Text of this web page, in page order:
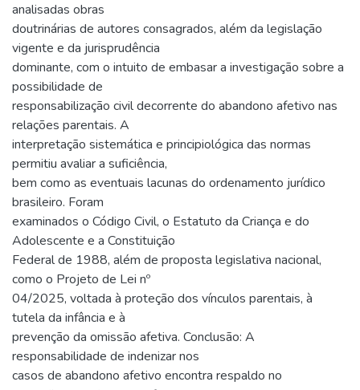
analisadas obras
doutrinárias de autores consagrados, além da legislação
vigente e da jurisprudência
dominante, com o intuito de embasar a investigação sobre a
possibilidade de
responsabilização civil decorrente do abandono afetivo nas
relações parentais. A
interpretação sistemática e principiológica das normas
permitiu avaliar a suficiência,
bem como as eventuais lacunas do ordenamento jurídico
brasileiro. Foram
examinados o Código Civil, o Estatuto da Criança e do
Adolescente e a Constituição
Federal de 1988, além de proposta legislativa nacional,
como o Projeto de Lei nº
04/2025, voltada à proteção dos vínculos parentais, à
tutela da infância e à
prevenção da omissão afetiva. Conclusão: A
responsabilidade de indenizar nos
casos de abandono afetivo encontra respaldo no